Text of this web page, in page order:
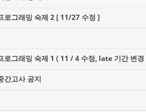
로그래밍 숙제 2 [ 11/27 수정 ]
로그래밍 숙제 1 ( 11 / 4 수정, late 기간 변경
간고사 공지